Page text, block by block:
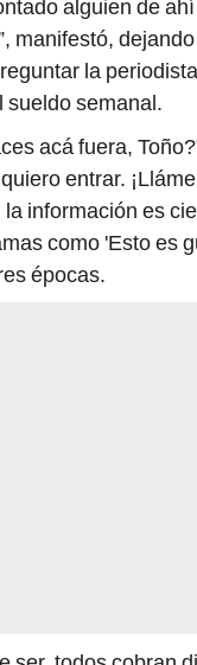
alguien de
manifestó,
la
sueldo semanal.
acá fuera,
entrar.
la información es
como 'Esto es
épocas.